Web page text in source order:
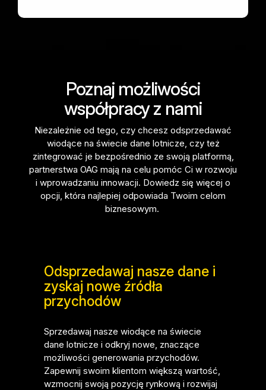
Poznaj możliwości
współpracy z nami
Niezależnie od tego, czy chcesz odsprzedawać
wiodące na świecie dane lotnicze, czy też
zintegrować je bezpośrednio ze swoją platformą,
partnerstwa OAG mają na celu pomóc Ci w rozwoju
i wprowadzaniu innowacji. Dowiedz się więcej o
opcji, która najlepiej odpowiada Twoim celom
biznesowym.
Odsprzedawaj nasze dane i
zyskaj nowe źródła
przychodów
Sprzedawaj nasze wiodące na świecie
dane lotnicze i odkryj nowe, znaczące
możliwości generowania przychodów.
Zapewnij swoim klientom większą wartość,
wzmocnij swoją pozycję rynkową i rozwijaj